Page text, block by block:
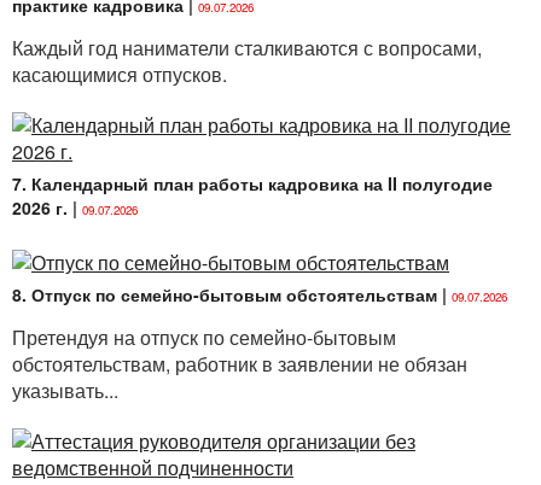
09.07.2026
Каждый год наниматели сталкиваются с вопросами,
касающимися отпусков.
7. Календарный план работы кадровика на II полугодие
2026 г. | 09.07.2026
8. Отпуск по семейно-бытовым обстоятельствам | 09.07.2026
Претендуя на отпуск по семейно-бытовым
обстоятельствам, работник в заявлении не обязан
указывать...